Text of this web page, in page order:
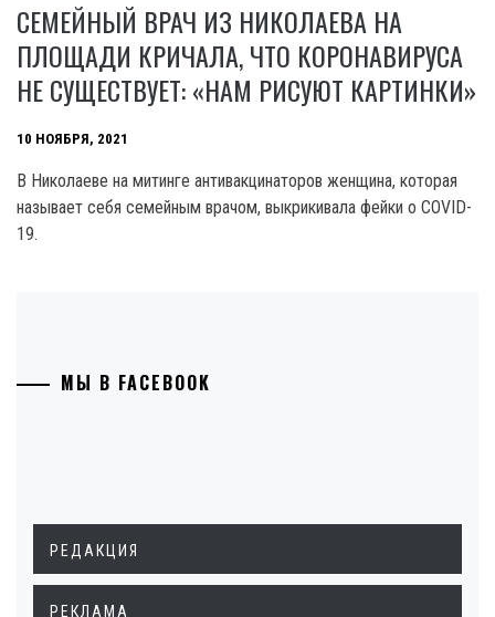
СЕМЕЙНЫЙ ВРАЧ ИЗ НИКОЛАЕВА НА
ПЛОЩАДИ КРИЧАЛА, ЧТО КОРОНАВИРУСА
НЕ СУЩЕСТВУЕТ: «НАМ РИСУЮТ КАРТИНКИ»
10 НОЯБРЯ, 2021
В Николаеве на митинге антивакцинаторов женщина, которая
называет себя семейным врачом, выкрикивала фейки о COVID-
19.
МЫ В FACEBOOK
РЕДАКЦИЯ
РЕКЛАМА